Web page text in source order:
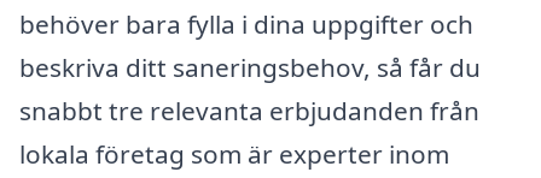
behöver bara fylla i dina uppgifter och
beskriva ditt saneringsbehov, så får du
snabbt tre relevanta erbjudanden från
lokala företag som är experter inom